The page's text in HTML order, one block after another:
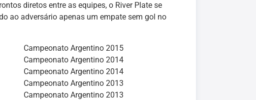
diretos entre as equipes, o River Plate se
ao adversário apenas um empate sem gol no
Campeonato Argentino 2015
Campeonato Argentino 2014
Campeonato Argentino 2014
Campeonato Argentino 2013
Campeonato Argentino 2013